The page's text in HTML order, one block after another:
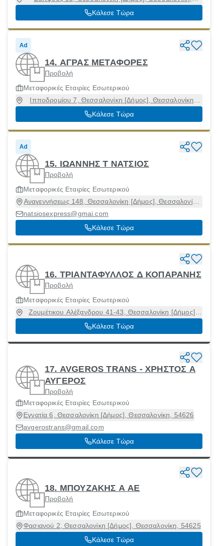
54627
Κάλεσε Τώρα
Ad
14. ΑΓΡΑΣ ΜΕΤΑΦΟΡΕΣ
Προβολή
Μεταφορικές Εταιρίες Εσωτερικού
Ιπποδρομίου 7, Θεσσαλονίκη [Δήμος], Θεσσαλονίκη,
54351
Κάλεσε Τώρα
Ad
15. ΙΩΑΝΝΗΣ Τ ΝΑΤΣΙΟΣ
Προβολή
Μεταφορικές Εταιρίες Εσωτερικού
Αναγεννήσεως 148, Θεσσαλονίκη [Δήμος], Θεσσαλονίκη,
56224
natsiosexpress@gmai.com
Κάλεσε Τώρα
16. ΤΡΙΑΝΤΑΦΥΛΛΟΣ Δ ΚΟΠΑΡΑΝΗΣ
Προβολή
Μεταφορικές Εταιρίες Εσωτερικού
Ζουμέτικου Αλέξανδρου 41-43, Θεσσαλονίκη [Δήμος],
Θεσσαλονίκη, 54249
Κάλεσε Τώρα
17. AVGEROS TRANS - ΧΡΗΣΤΟΣ Α
ΑΥΓΕΡΟΣ
Προβολή
Μεταφορικές Εταιρίες Εσωτερικού
Εγνατία 6, Θεσσαλονίκη [Δήμος], Θεσσαλονίκη, 54626
avgerostrans@gmail.com
Κάλεσε Τώρα
18. ΜΠΟΥΖΑΚΗΣ Α ΑΕ
Προβολή
Μεταφορικές Εταιρίες Εσωτερικού
Φασιανού 2, Θεσσαλονίκη [Δήμος], Θεσσαλονίκη, 54625
Κάλεσε Τώρα